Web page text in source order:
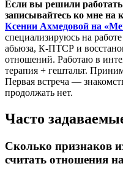
Если вы решили
записывайтесь ко мне на
Ксении Ахмедовой на
специализируюсь на
абьюза, К-ПТСР и
отношений. Работаю в
терапия + гештальт.
Первая встреча —
продолжать нет.
Часто
Сколько признаков
считать отношения